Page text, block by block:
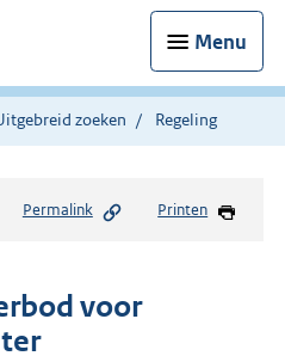
Menu
zoeken Regeling
Permalink Printen
voor